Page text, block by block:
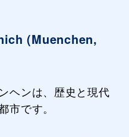
(Muenchen,
ヘンは、歴史と現代
市です。